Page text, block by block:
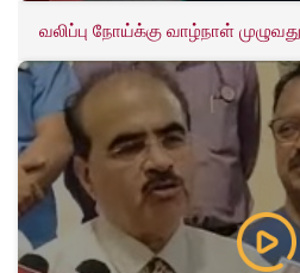
வலிப்பு நோய்க்கு வாழ்நாள்